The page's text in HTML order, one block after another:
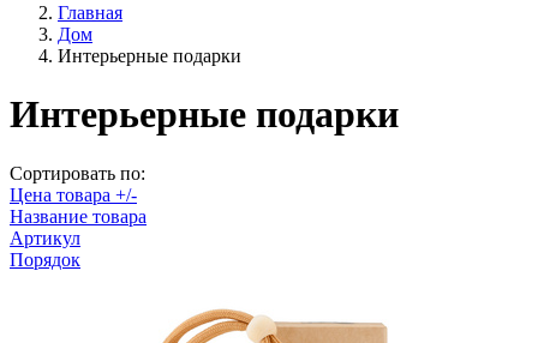
Главная
Дом
Интерьерные подарки
Интерьерные подарки
Сортировать по:
Цена товара +/-
Название товара
Артикул
Порядок